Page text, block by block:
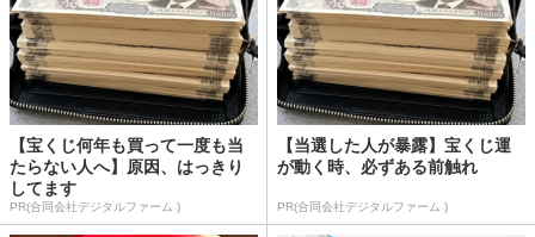
【宝くじ何年も買って一度も当
たらない人へ】原因、はっきり
してます
PR(合同会社デジタルファーム )
【当選した人が暴露】宝くじ運
が動く時、必ずある前触れ
PR(合同会社デジタルファーム )